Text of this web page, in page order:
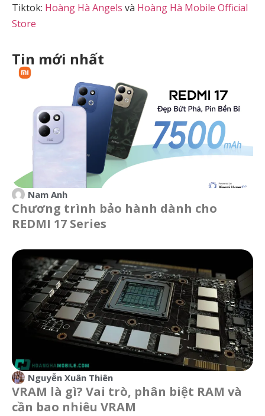
Tiktok: Hoàng Hà Angels và Hoàng Hà Mobile Official
Store
Tin mới nhất
Nam Anh
Chương trình bảo hành dành cho
REDMI 17 Series
Nguyễn Xuân Thiên
VRAM là gì? Vai trò, phân biệt RAM và
cần bao nhiêu VRAM